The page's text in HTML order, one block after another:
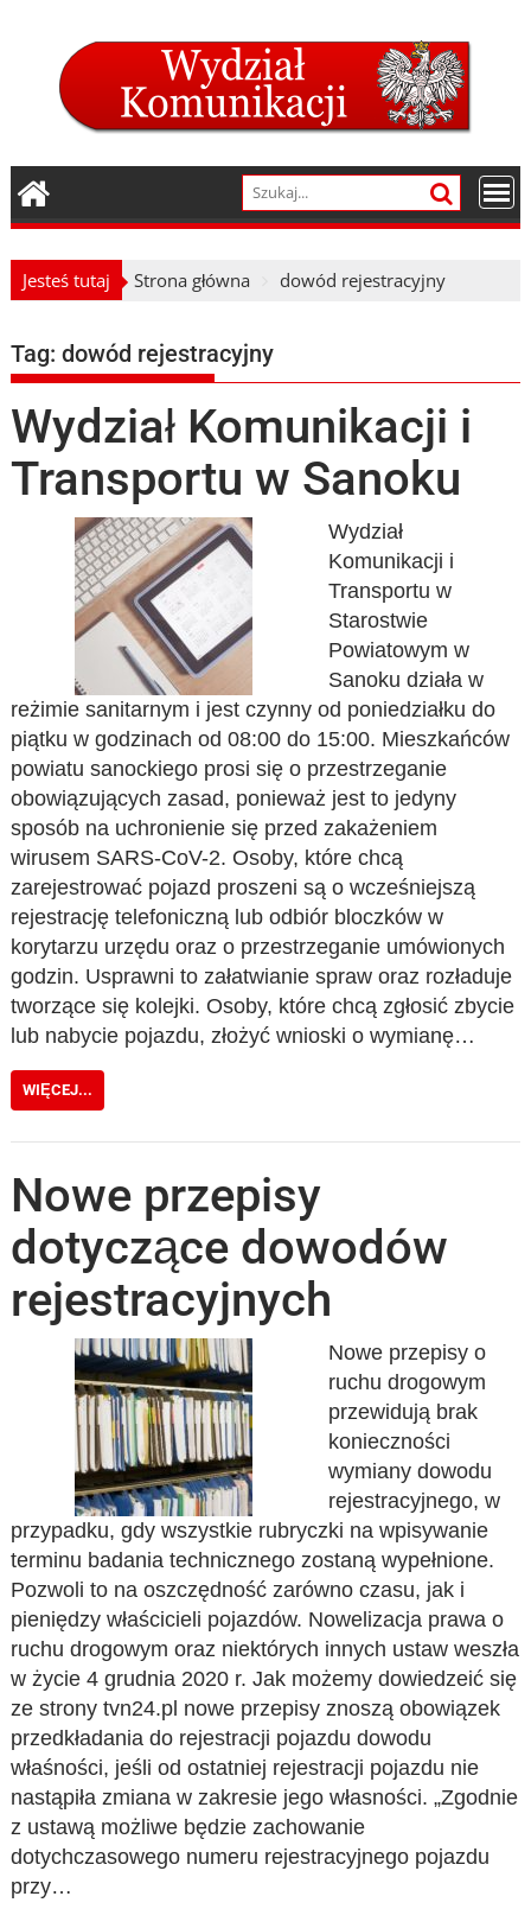
Jesteś tutaj Strona główna dowód rejestracyjny
Tag:dowód rejestracyjny
Wydział Komunikacji i
Transportu w Sanoku
Wydział
Komunikacji i
Transportu w
Starostwie
Powiatowym w
Sanoku działa w
reżimie sanitarnym i jest czynny od poniedziałku do
piątku w godzinach od 08:00 do 15:00. Mieszkańców
powiatu sanockiego prosi się o przestrzeganie
obowiązujących zasad, ponieważ jest to jedyny
sposób na uchronienie się przed zakażeniem
wirusem SARS-CoV-2. Osoby, które chcą
zarejestrować pojazd proszeni są o wcześniejszą
rejestrację telefoniczną lub odbiór bloczków w
korytarzu urzędu oraz o przestrzeganie umówionych
godzin. Usprawni to załatwianie spraw oraz rozładuje
tworzące się kolejki. Osoby, które chcą zgłosić zbycie
lub nabycie pojazdu, złożyć wnioski o wymianę…
WIĘCEJ...
Nowe przepisy
dotyczące dowodów
rejestracyjnych
Nowe przepisy o
ruchu drogowym
przewidują brak
konieczności
wymiany dowodu
rejestracyjnego, w
przypadku, gdy wszystkie rubryczki na wpisywanie
terminu badania technicznego zostaną wypełnione.
Pozwoli to na oszczędność zarówno czasu, jak i
pieniędzy właścicieli pojazdów. Nowelizacja prawa o
ruchu drogowym oraz niektórych innych ustaw weszła
w życie 4 grudnia 2020 r. Jak możemy dowiedzeić się
ze strony tvn24.pl nowe przepisy znoszą obowiązek
przedkładania do rejestracji pojazdu dowodu
właśności, jeśli od ostatniej rejestracji pojazdu nie
nastąpiła zmiana w zakresie jego własności. „Zgodnie
z ustawą możliwe będzie zachowanie
dotychczasowego numeru rejestracyjnego pojazdu
przy…